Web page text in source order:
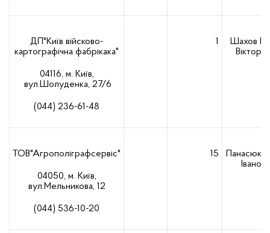
ДП"Київ війсково-
картографічна фабрікака"
04116, м. Київ,
вул.Шолуденка, 27/6
(044) 236-61-48
1
Шахов
ТОВ"Агрополіграфсервіс"
04050, м. Київ,
вул.Мельникова, 12
(044) 536-10-20
15
Панасюк